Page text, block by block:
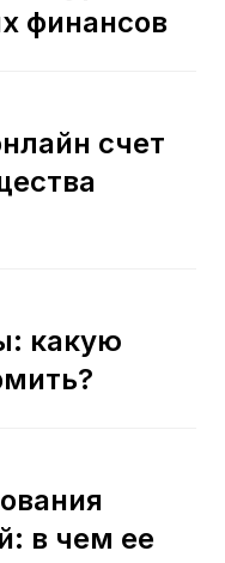
финансов
счет
какую
в чем ее